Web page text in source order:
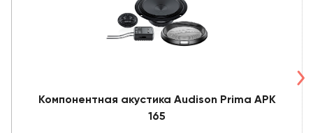
Компонентная акустика Audison Prima APK
165